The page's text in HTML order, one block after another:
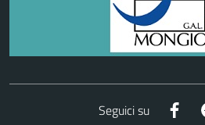
Seguici su